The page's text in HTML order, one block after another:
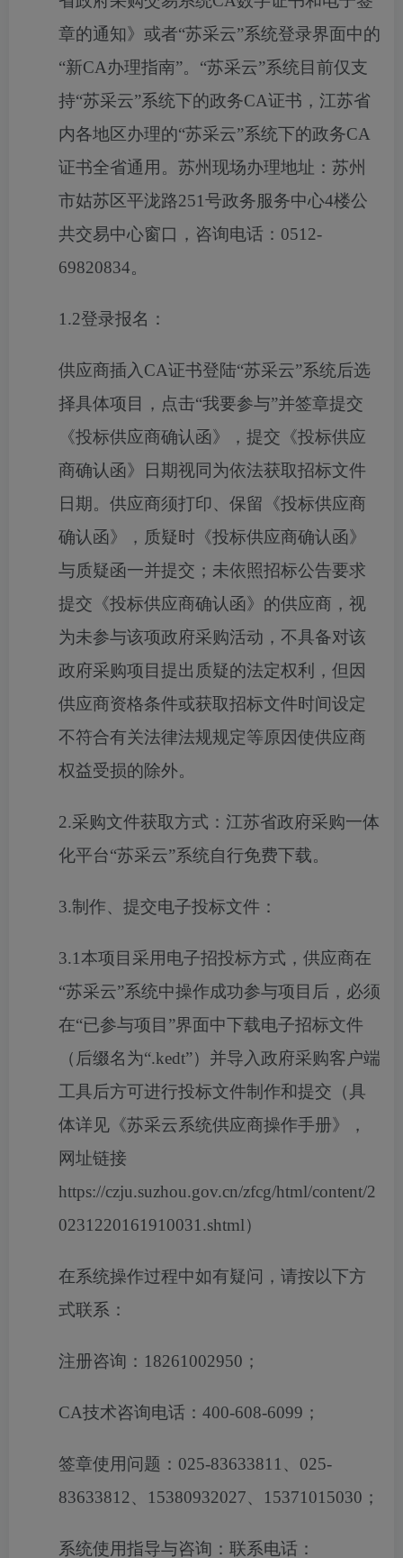
章的通知》或者“苏采云”系统登录界面中的
“新CA办理指南”。“苏采云”系统目前仅支
持“苏采云”系统下的政务CA证书，江苏省
内各地区办理的“苏采云”系统下的政务CA
证书全省通用。苏州现场办理地址：苏州
市姑苏区平泷路251号政务服务中心4楼公
共交易中心窗口，咨询电话：0512-
69820834。
1.2登录报名：
供应商插入 CA证书登陆“苏采云”系统后选
择具体项目，点击“我要参与”并签章提交
《投标供应商确认函》，提交《投标供应
商确认函》日期视同为依法获取招标文件
日期。供应商须打印、保留《投标供应商
确认函》，质疑时《投标供应商确认函》
与质疑函一并提交；未依照招标公告要求
提交《投标供应商确认函》的供应商，视
为未参与该项政府采购活动，不具备对该
政府采购项目提出质疑的法定权利，但因
供应商资格条件或获取招标文件时间设定
不符合有关法律法规规定等原因使供应商
权益受损的除外。
2.采购文件获取方式：江苏省政府采购一体
化平台“苏采云”系统自行免费下载。
3.制作、提交电子投标文件：
3.1本项目采用电子招投标方式，供应商在
“苏采云”系统中操作成功参与项目后，必须
在“已参与项目”界面中下载电子招标文件
（后缀名为“.kedt”）并导入政府采购客户端
工具后方可进行投标文件制作和提交（具
体详见《苏采云系统供应商操作手册》，
网址链接
https://czju.suzhou.gov.cn/zfcg/html/content/2
0231220161910031.shtml）
在系统操作过程中如有疑问，请按以下方
式联系：
注册咨询： 18261002950；
CA技术咨询电话：400-608-6099；
签章使用问题： 025-83633811、025-
83633812、15380932027、15371015030；
系统使用指导与咨询：联系电话：